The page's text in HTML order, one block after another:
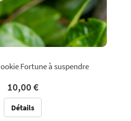
Fortune à suspendre
10,00 €
Détails